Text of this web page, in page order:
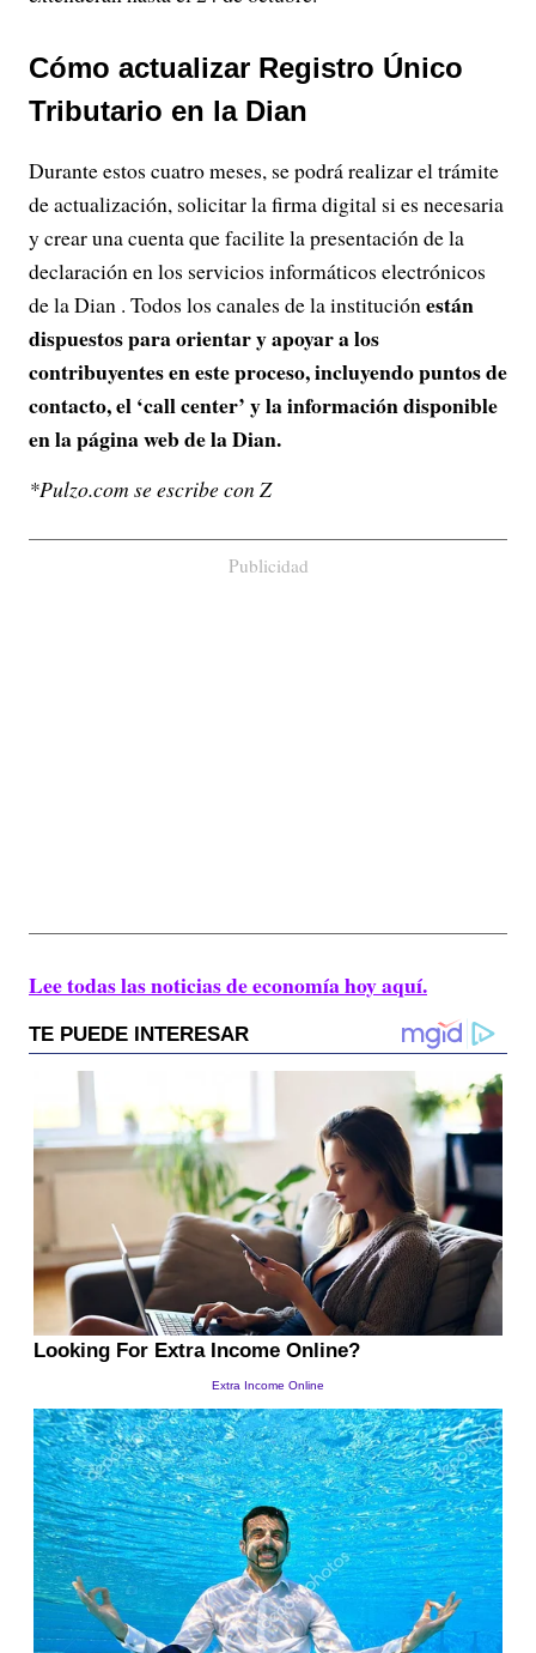
Cómo actualizar Registro Único
Tributario en la Dian
Durante estos cuatro meses, se podrá realizar el trámite
de actualización, solicitar la firma digital si es necesaria
y crear una cuenta que facilite la presentación de la
declaración en los servicios informáticos electrónicos
de la Dian . Todos los canales de la instituciónestán
dispuestos para orientar y apoyar a los
contribuyentes en este proceso, incluyendo puntos de
contacto, el ‘call center’ y la información disponible
en la página web de la Dian.
*Pulzo.com se escribe con Z
Publicidad
Lee todas las noticias de economía hoy aquí.